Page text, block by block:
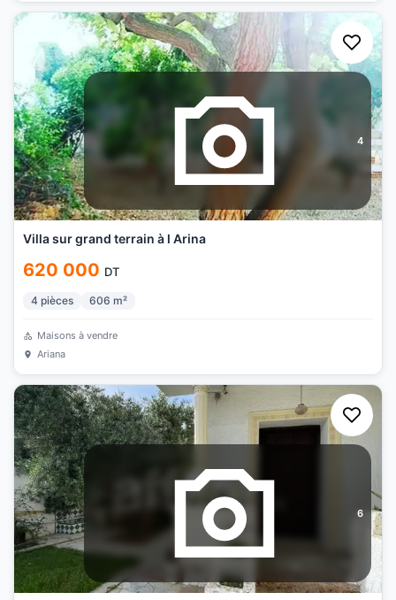
4
Villa sur grand terrain à l Arina
620 000 DT
4 pièces 606 m²
Maisons à vendre
Ariana
6